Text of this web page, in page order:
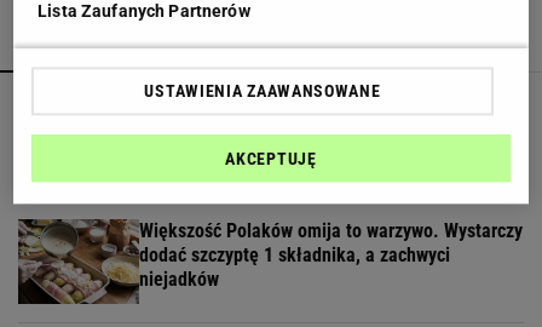
POLECAMY WIĘCEJ TEMATÓW
Basia Starecka: Nie
miałam siły chodzić do szkoły, bo byłam głodna
Większość Polaków omija to warzywo. Wystarczy
dodać szczyptę 1 składnika, a zachwyci
niejadków
Lista Zaufanych Partnerów
USTAWIENIA ZAAWANSOWANE
AKCEPTUJĘ